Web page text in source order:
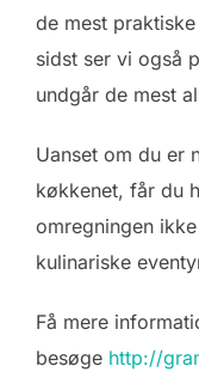
de mest
sidst ser vi også
undgår de mest
Uanset om du er
køkkenet, får du
omregningen
kulinariske
Få mere
besøge http://